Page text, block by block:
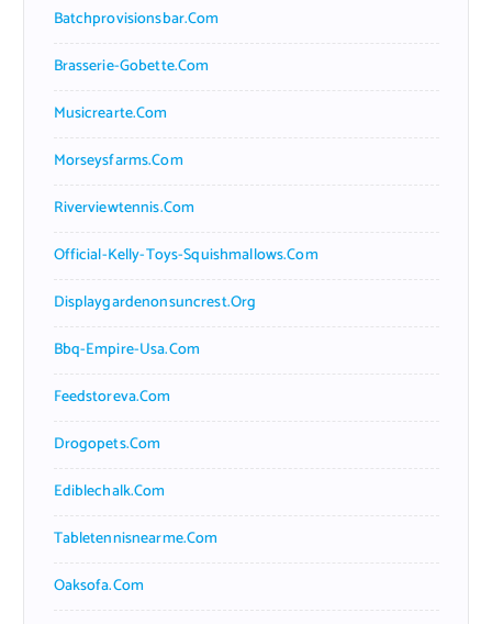
Batchprovisionsbar.com
Brasserie-Gobette.com
Musicrearte.com
Morseysfarms.com
Riverviewtennis.com
Official-Kelly-Toys-Squishmallows.com
Displaygardenonsuncrest.org
Bbq-Empire-Usa.com
Feedstoreva.com
Drogopets.com
Ediblechalk.com
Tabletennisnearme.com
Oaksofa.com